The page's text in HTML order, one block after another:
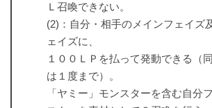
Ｌ召喚できない。
(2)：自分・相手のメインフェイズ
ェイズに、
１００ＬＰを払って発動できる（
は１度まで）。
「ヤミー」モンスターを含む自分